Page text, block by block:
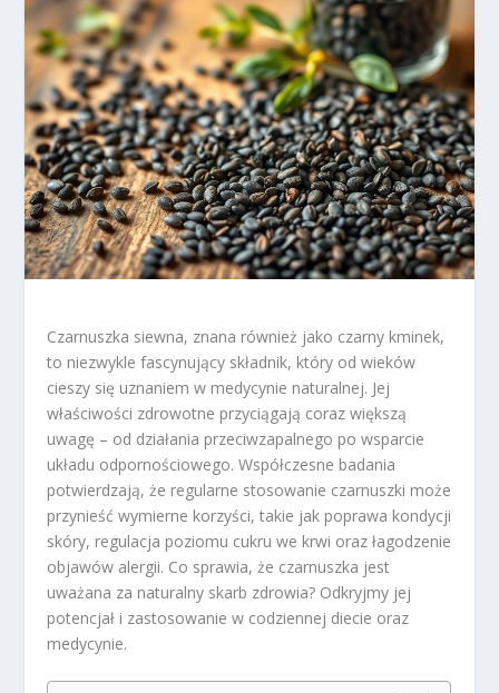
Czarnuszka siewna, znana również jako czarny kminek,
to niezwykle fascynujący składnik, który od wieków
cieszy się uznaniem w medycynie naturalnej. Jej
właściwości zdrowotne przyciągają coraz większą
uwagę – od działania przeciwzapalnego po wsparcie
układu odpornościowego. Współczesne badania
potwierdzają, że regularne stosowanie czarnuszki może
przynieść wymierne korzyści, takie jak poprawa kondycji
skóry, regulacja poziomu cukru we krwi oraz łagodzenie
objawów alergii. Co sprawia, że czarnuszka jest
uważana za naturalny skarb zdrowia? Odkryjmy jej
potencjał i zastosowanie w codziennej diecie oraz
medycynie.